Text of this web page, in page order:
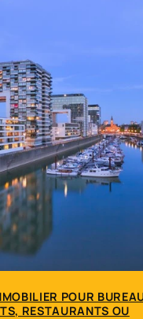
POUR
RESTAURANTS OU